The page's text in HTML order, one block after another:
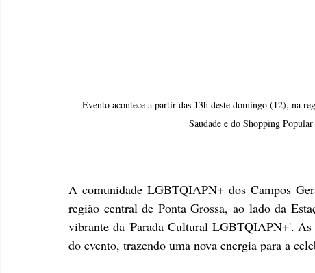
Evento acontece a partir das 13h deste domingo (12), na
Saudade e do Shopping
A comunidade LGBTQIAPN+ dos Campos
região central de Ponta Grossa, ao lado da
vibrante da 'Parada Cultural LGBTQIAPN+'. As
do evento, trazendo uma nova energia para a